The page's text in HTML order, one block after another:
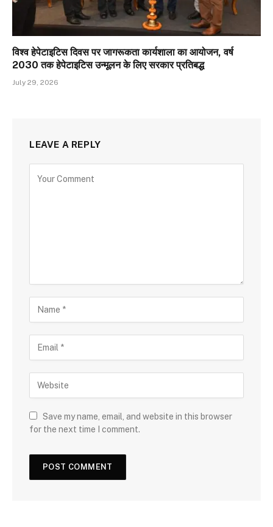
विश्व हेपेटाइटिस दिवस पर जागरूकता कार्यशाला का आयोजन, वर्ष
2030 तक हेपेटाइटिस उन्मूलन के लिए सरकार प्रतिबद्ध
July 29, 2026
LEAVE A REPLY
Save my name, email, and website in this browser
for the next time I comment.